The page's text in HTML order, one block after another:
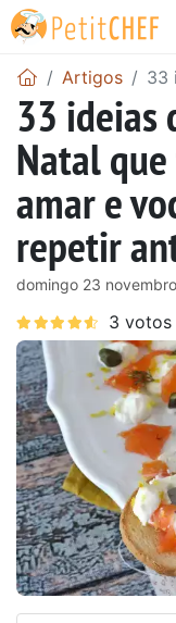
Artigos 33
33 ideias
Natal
amar e
repetir
domingo 23